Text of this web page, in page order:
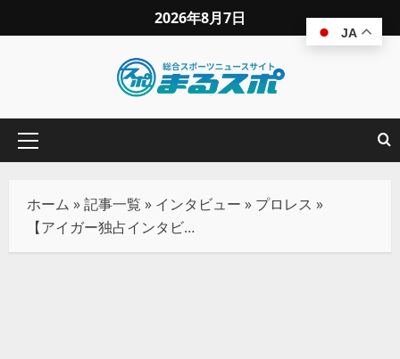
2026年8月7日
ホーム »記事一覧 » インタビュー » プロレス »
【アイガー独占インタビュー】誕生して20年、9月10日後楽園で昇華！
JA